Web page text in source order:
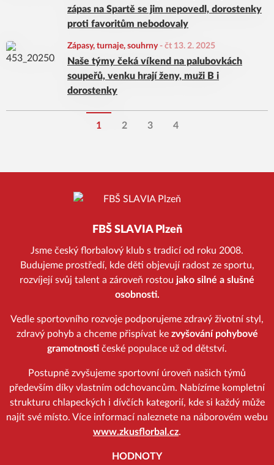
zápas na Spartě se jim nepovedl, dorostenky
proti favoritům nebodovaly
Zápasy, turnaje, souhrny - čt 13. 2. 2025
Naše týmy čeká víkend na palubovkách
soupeřů, venku hrají ženy, muži B i
dorostenky
1 2 3 4
FBŠ SLAVIA Plzeň
Jsme český florbalový klub s tradicí od roku 2008.
Budujeme prostředí, kde děti objevují radost ze sportu,
rozvíjejí svůj talent a zároveň rostou jako silné a slušné
osobnosti.
Vedle sportovního rozvoje podporujeme zdravý životní styl,
zdravý pohyb a chceme přispívat kezvyšování pohybové
gramotnosti české populace už od dětství.
Postupně zvyšujeme sportovní úroveň našich týmů
především díky vlastním odchovancům. Nabízíme kompletní
strukturu chlapeckých i dívčích kategorií, kde si každý může
najít své místo. Více informací naleznete na náborovém webu
www.zkusflorbal.cz.
HODNOTY